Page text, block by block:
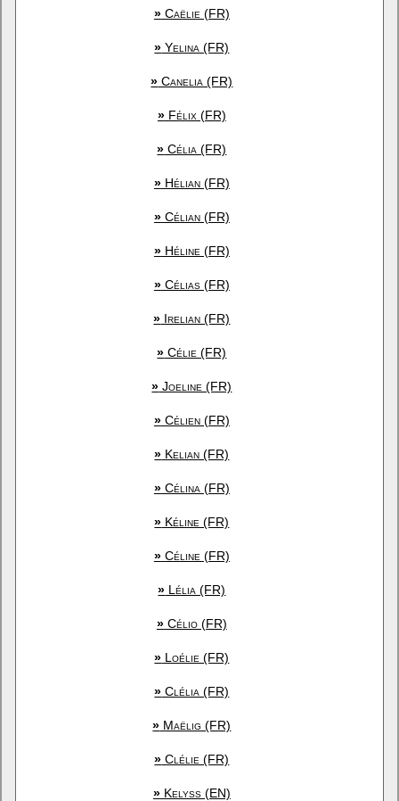
»Caëlie (FR)
» Yelina (FR)
» Canelia (FR)
»Félix (FR)
» Célia (FR)
»Hélian (FR)
»Célian (FR)
»Héline (FR)
»Célias (FR)
» Irelian (FR)
» Célie (FR)
» Joeline (FR)
»Célien (FR)
» Kelian (FR)
»Célina (FR)
» Kéline (FR)
»Céline (FR)
» Lélia (FR)
»Célio (FR)
» Loélie (FR)
» Clélia (FR)
» Maëlig (FR)
» Clélie (FR)
»Kelyss (EN)